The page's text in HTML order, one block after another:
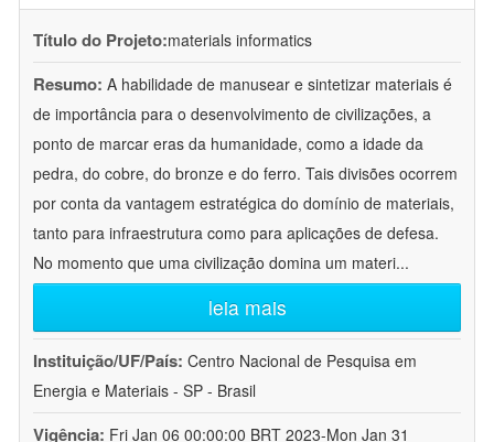
Título do Projeto:materials informatics
Resumo: A habilidade de manusear e sintetizar materiais é
de importância para o desenvolvimento de civilizações, a
ponto de marcar eras da humanidade, como a idade da
pedra, do cobre, do bronze e do ferro. Tais divisões ocorrem
por conta da vantagem estratégica do domínio de materiais,
tanto para infraestrutura como para aplicações de defesa.
No momento que uma civilização domina um materi...
leia mais
Instituição/UF/País: Centro Nacional de Pesquisa em
Energia e Materiais - SP - Brasil
Vigência: Fri Jan 06 00:00:00 BRT 2023-Mon Jan 31